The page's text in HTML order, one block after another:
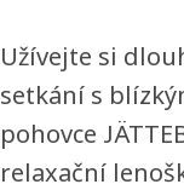
Užívejte si
setkání s
pohovce
relaxační